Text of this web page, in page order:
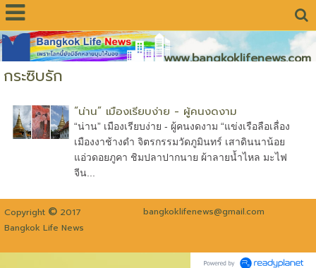
www.bangkoklifenews.com
กระซิบรัก
“น่าน” เมืองเรียบง่าย - ผู้คนงดงาม
“น่าน” เมืองเรียบง่าย - ผู้คนงดงาม “แข่งเรือลือเลื่อง
เมืองงาช้างดำ จิตรกรรมวัดภูมินทร์ เสาดินนาน้อย
แอ่วดอยภูคา ชิมปลาปากนาย ผ้าลายน้ำไหล มะไฟ
จีน...
Copyright © 2017
bangkoklifenews@gmail.com
Bangkok Life News